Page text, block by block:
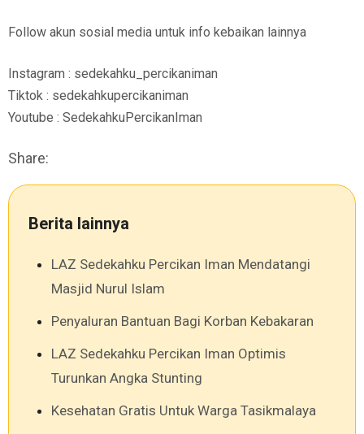
Follow akun sosial media untuk info kebaikan lainnya
Instagram : sedekahku_percikaniman
Tiktok : sedekahkupercikaniman
Youtube : SedekahkuPercikanIman
Share:
Berita lainnya
LAZ Sedekahku Percikan Iman Mendatangi
Masjid Nurul Islam
Penyaluran Bantuan Bagi Korban Kebakaran
LAZ Sedekahku Percikan Iman Optimis
Turunkan Angka Stunting
Kesehatan Gratis Untuk Warga Tasikmalaya